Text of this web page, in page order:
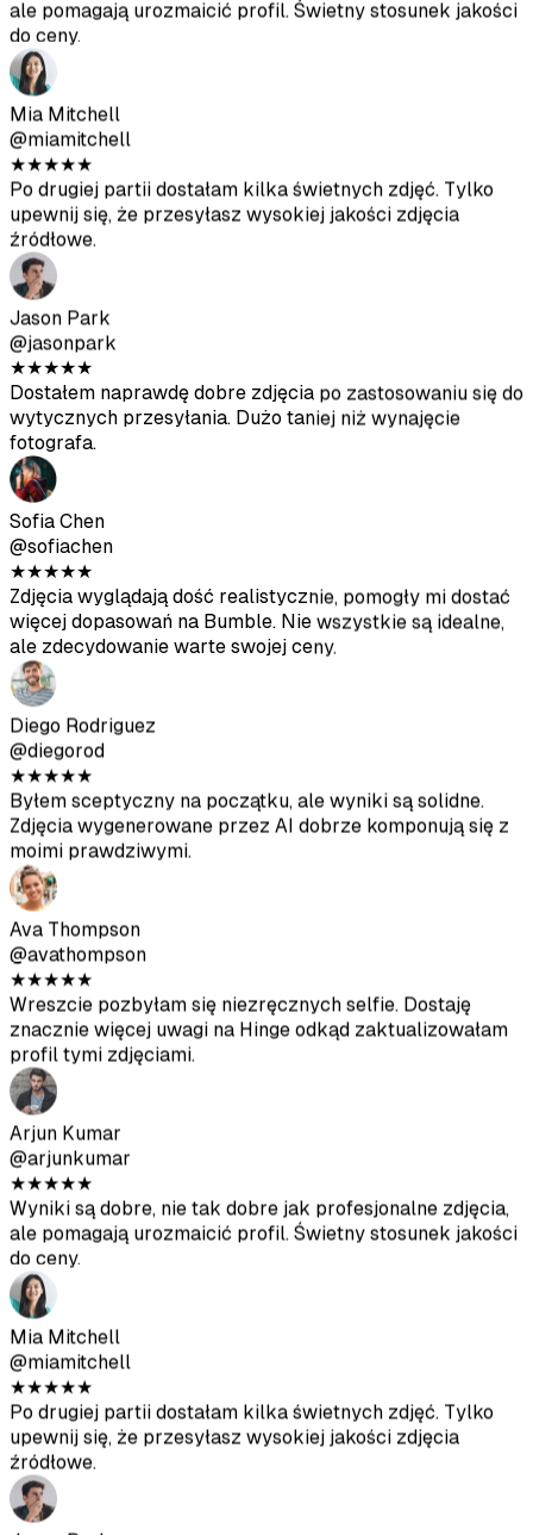
★★ ★★★
Po drugiej partii dostałam kilka świetnych zdjęć. Tylko
upewnij się, że przesyłasz wysokiej jakości zdjęcia
źródłowe.
Jason Park
@jasonpark
★★★★★
Dostałem naprawdę dobre zdjęcia po zastosowaniu się do
wytycznych przesyłania. Dużo taniej niż wynajęcie
fotografa.
Sofia Chen
@sofiachen
★★★★★
Zdjęcia wyglądają dość realistycznie, pomogły mi dostać
więcej dopasowań na Bumble. Nie wszystkie są idealne,
ale zdecydowanie warte swojej ceny.
Diego Rodriguez
@diegorod
★★★★★
Byłem sceptyczny na początku, ale wyniki są solidne.
Zdjęcia wygenerowane przez AI dobrze komponują się z
moimi prawdziwymi.
Ava Thompson
@avathompson
★★★★ ★
Wreszcie pozbyłam się niezręcznych selfie. Dostaję
znacznie więcej uwagi na Hinge odkąd zaktualizowałam
profil tymi zdjęciami.
Arjun Kumar
@arjunkumar
★★★★★
Wyniki są dobre, nie tak dobre jak profesjonalne zdjęcia,
ale pomagają urozmaicić profil. Świetny stosunek jakości
do ceny.
Mia Mitchell
@miamitchell
★★ ★★★
Po drugiej partii dostałam kilka świetnych zdjęć. Tylko
upewnij się, że przesyłasz wysokiej jakości zdjęcia
źródłowe.
Jason Park
@jasonpark